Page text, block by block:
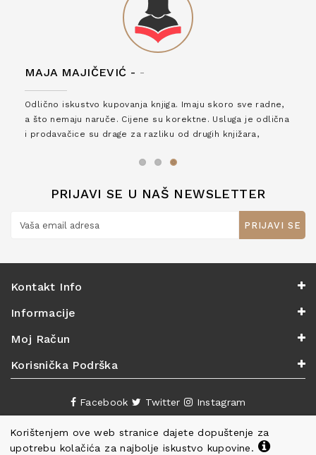
Korištenjem ove web stranice dajete dopuštenje za
upotrebu kolačića za najbolje iskustvo kupovine.
MAJA MAJIČEVIĆ - -
Odlično iskustvo kupovanja knjiga. Imaju skoro sve radne,
a što nemaju naruče. Cijene su korektne. Usluga je odlična
i prodavačice su drage za razliku od drugih knjižara,
PRIJAVI SE U NAŠ NEWSLETTER
PRIJAVI SE
Kontakt Info
Informacije
Moj Račun
Korisnička Podrška
Facebook Twitter Instagram